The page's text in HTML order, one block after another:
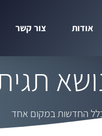
אודות צור קשר
החדשות במקום אחד